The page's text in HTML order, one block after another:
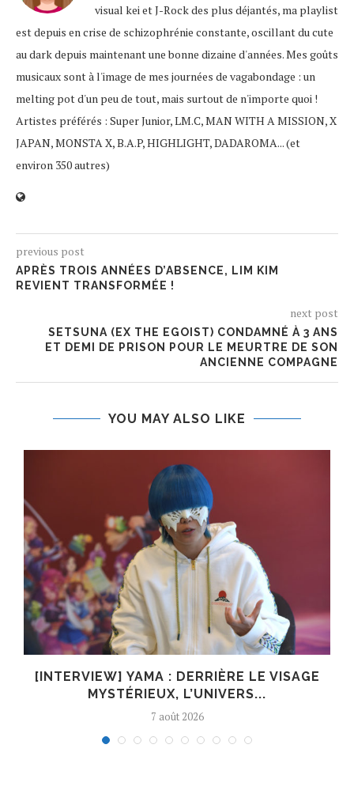
visual kei et J-Rock des plus déjantés, ma playlist
est depuis en crise de schizophrénie constante, oscillant du cute
au dark depuis maintenant une bonne dizaine d'années. Mes goûts
musicaux sont à l'image de mes journées de vagabondage : un
melting pot d'un peu de tout, mais surtout de n'importe quoi !
Artistes préférés : Super Junior, LM.C, MAN WITH A MISSION, X
JAPAN, MONSTA X, B.A.P, HIGHLIGHT, DADAROMA... (et
environ 350 autres)
previous post
APRÈS TROIS ANNÉES D’ABSENCE, LIM KIM
REVIENT TRANSFORMÉE !
next post
SETSUNA (EX THE EGOIST) CONDAMNÉ À 3 ANS
ET DEMI DE PRISON POUR LE MEURTRE DE SON
ANCIENNE COMPAGNE
YOU MAY ALSO LIKE
[INTERVIEW] YAMA : DERRIÈRE LE VISAGE
MYSTÉRIEUX, L’UNIVERS...
7 août 2026